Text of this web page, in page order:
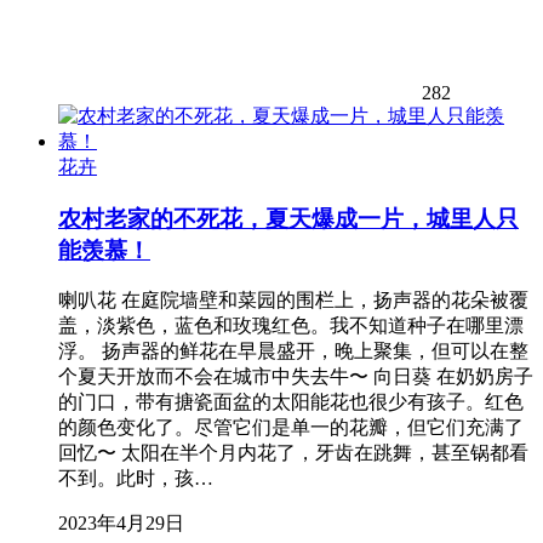
282
花卉
农村老家的不死花，夏天爆成一片，城里人只
能羡慕！
喇叭花 在庭院墙壁和菜园的围栏上，扬声器的花朵被覆
盖，淡紫色，蓝色和玫瑰红色。我不知道种子在哪里漂
浮。 扬声器的鲜花在早晨盛开，晚上聚集，但可以在整
个夏天开放而不会在城市中失去牛〜 向日葵 在奶奶房子
的门口，带有搪瓷面盆的太阳能花也很少有孩子。红色
的颜色变化了。尽管它们是单一的花瓣，但它们充满了
回忆〜 太阳在半个月内花了，牙齿在跳舞，甚至锅都看
不到。此时，孩…
2023年4月29日